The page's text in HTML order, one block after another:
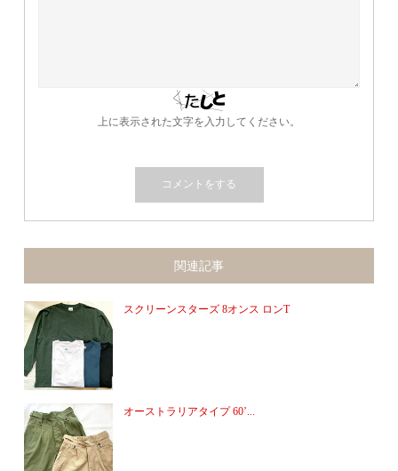
上に表示された文字を入力してください。
関連記事
スクリーンスターズ 8オンス ロンT
オーストラリアタイプ 60’...